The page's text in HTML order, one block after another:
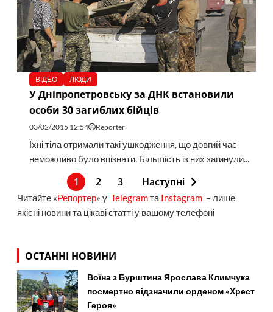
ВІДЕО ЛЮДИ
У Дніпропетровську за ДНК встановили
особи 30 загиблих бійців
03/02/2015 12:54 Reporter
Їхні тіла отримали такі ушкодження, що довгий час
неможливо було впізнати. Більшість із них загинули...
1 2 3 Наступні
Читайте «Репортер» у Telegramта Instagram– лише
якісні новини та цікаві статті у вашому телефоні
ОСТАННІ НОВИНИ
Воїна з Бурштина Ярослава Климчука
посмертно відзначили орденом «Хрест
Героя»